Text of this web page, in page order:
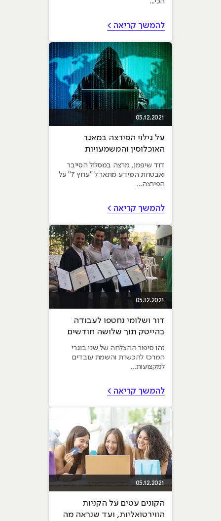
להמשך קריאה >
05.12.2021
על גילוי הפירצה במאגר
האוכלוסין והמשמעויות
העתידיות בעולם הסייבר
דוד שיפמן, מרצה במסלול הסייבר
ואבטחת המידע מתאר ל "ערוץ 7" על
הפירצה...
להמשך קריאה >
05.12.2021
דור ושלומי נחטפו לעבודה
בהייטק תוך שלושה חודשים
זהו סיפור ההצלחה של שני בוגרי
המרכז להכשרת והשמת עובדים
למקצועות...
להמשך קריאה >
05.12.2021
הקונים עטים על הקניות
הווירטואליות, ועד שנראה מה